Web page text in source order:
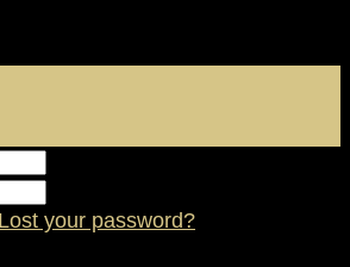
Lost your password?